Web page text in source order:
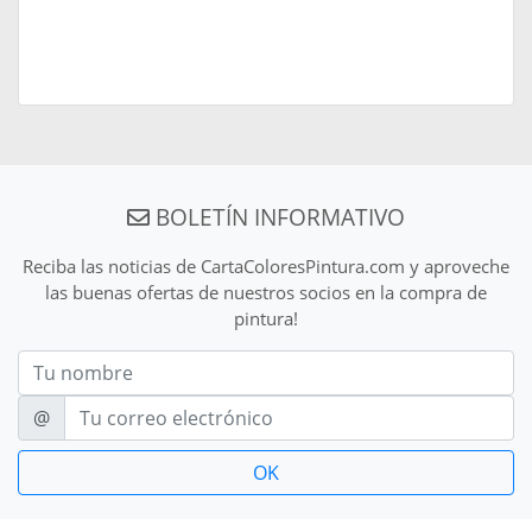
BOLETÍN INFORMATIVO
Reciba las noticias de CartaColoresPintura.com y aproveche
las buenas ofertas de nuestros socios en la compra de
pintura!
Nom
E-mail
@